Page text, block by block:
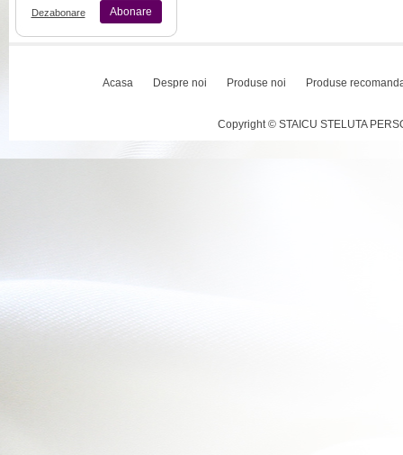
Abonare
Dezabonare
Acasa Despre noi Produse noi Produse
Copyright © STAICU STELUTA